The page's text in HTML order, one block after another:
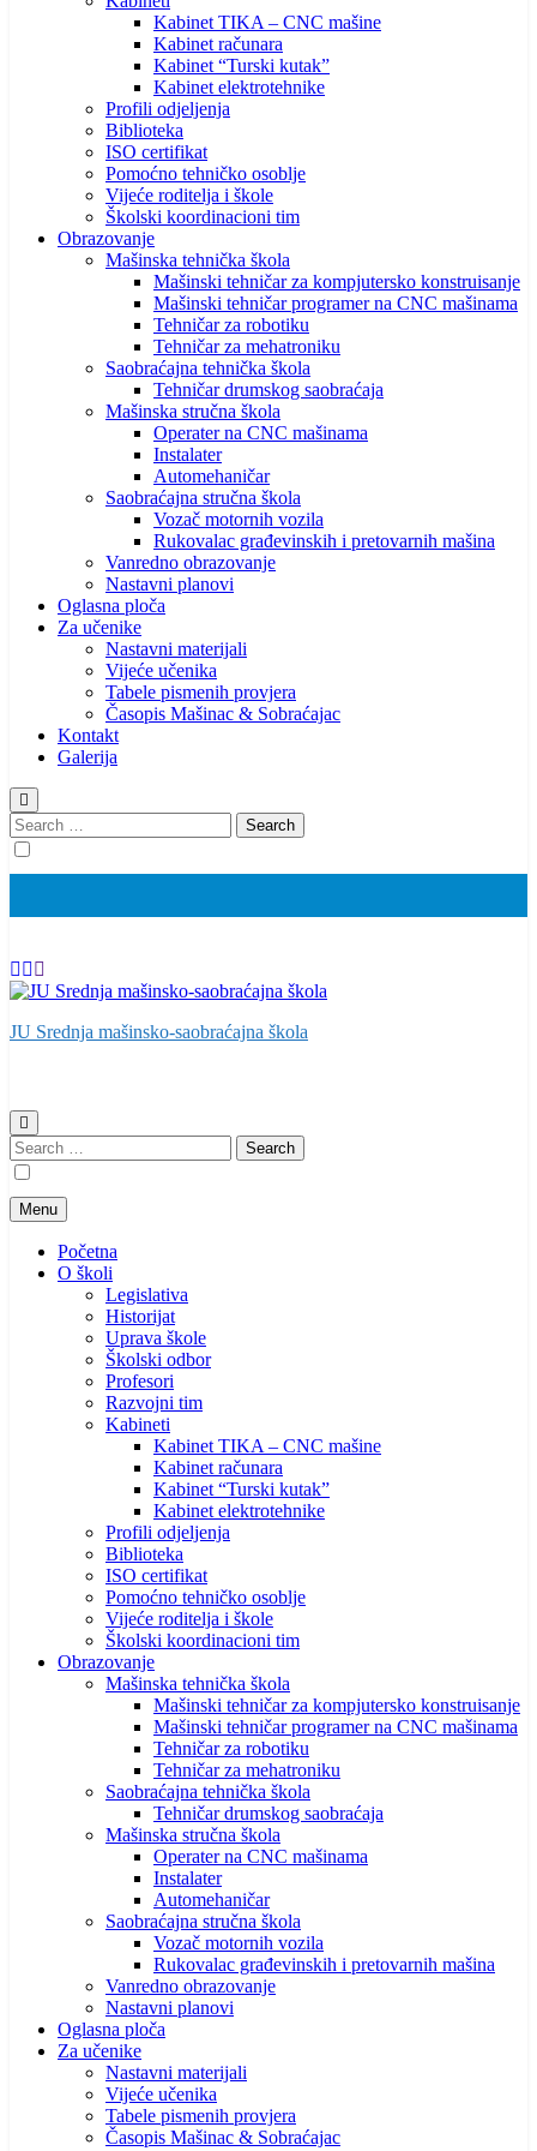
Kabinet TIKA – CNC mašine
Kabinet računara
Kabinet “Turski kutak”
Kabinet elektrotehnike
Profili odjeljenja
Biblioteka
ISO certifikat
Pomoćno tehničko osoblje
Vijeće roditelja i škole
Školski koordinacioni tim
Obrazovanje
Mašinska tehnička škola
Mašinski tehničar za kompjutersko konstruisanje
Mašinski tehničar programer na CNC mašinama
Tehničar za robotiku
Tehničar za mehatroniku
Saobraćajna tehnička škola
Tehničar drumskog saobraćaja
Mašinska stručna škola
Operater na CNC mašinama
Instalater
Automehaničar
Saobraćajna stručna škola
Vozač motornih vozila
Rukovalac građevinskih i pretovarnih mašina
Vanredno obrazovanje
Nastavni planovi
Oglasna ploča
Za učenike
Nastavni materijali
Vijeće učenika
Tabele pismenih provjera
Časopis Mašinac & Sobraćajac
Kontakt
Galerija
Search
for:
JU Srednja mašinsko-saobraćajna škola
Search
for:
Menu
Početna
O školi
Legislativa
Historijat
Uprava škole
Školski odbor
Profesori
Razvojni tim
Kabineti
Kabinet TIKA – CNC mašine
Kabinet računara
Kabinet “Turski kutak”
Kabinet elektrotehnike
Profili odjeljenja
Biblioteka
ISO certifikat
Pomoćno tehničko osoblje
Vijeće roditelja i škole
Školski koordinacioni tim
Obrazovanje
Mašinska tehnička škola
Mašinski tehničar za kompjutersko konstruisanje
Mašinski tehničar programer na CNC mašinama
Tehničar za robotiku
Tehničar za mehatroniku
Saobraćajna tehnička škola
Tehničar drumskog saobraćaja
Mašinska stručna škola
Operater na CNC mašinama
Instalater
Automehaničar
Saobraćajna stručna škola
Vozač motornih vozila
Rukovalac građevinskih i pretovarnih mašina
Vanredno obrazovanje
Nastavni planovi
Oglasna ploča
Za učenike
Nastavni materijali
Vijeće učenika
Tabele pismenih provjera
Časopis Mašinac & Sobraćajac